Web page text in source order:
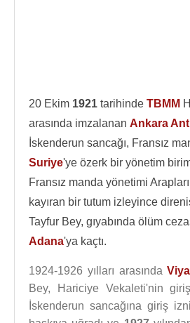
20 Ekim 1921 tarihinde TBMM
arasında imzalanan Ankara
İskenderun sancağı, Fransız
Suriye'ye özerk bir yönetim
Fransız manda yönetimi
kayıran bir tutum izleyince
Tayfur Bey, gıyabında ölüm
Adana'ya kaçtı.
1924-1926 yılları arasında
Bey, Hariciye Vekaleti'nin
İskenderun sancağına giriş